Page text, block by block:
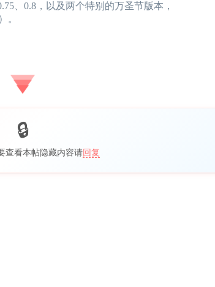
、0.8，以及两个特别的万圣节版本，
。
查看本帖隐藏内容请回复